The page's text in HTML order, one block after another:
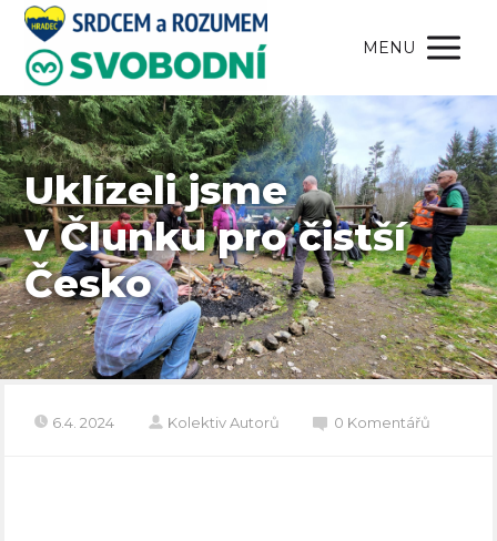
MENU
Uklízeli jsme
v Člunku pro čistší
Česko
6.4. 2024 Kolektiv Autorů 0 Komentářů